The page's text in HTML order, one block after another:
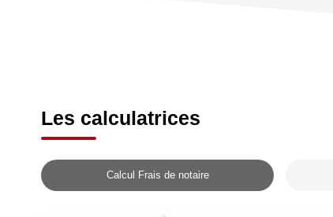
Les calculatrices
Calcul Frais de notaire